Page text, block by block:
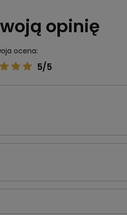
opinię
ocena:
5/5